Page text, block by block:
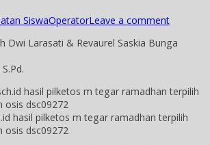
SiswaOperatorLeave a comment
Dwi Larasati & Revaurel Saskia Bunga
hasil pilketos m tegar ramadhan terpilih
osis dsc09272